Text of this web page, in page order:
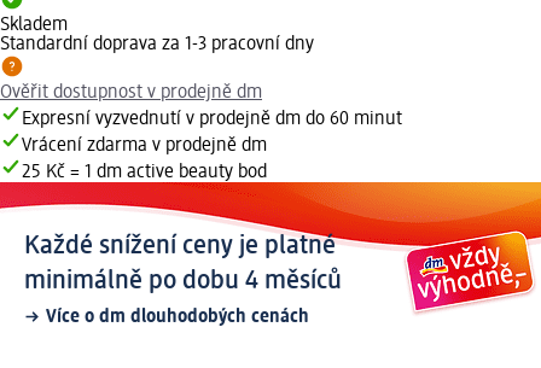
Skladem
Standardní doprava za 1-3 pracovní dny
Ověřit dostupnost v prodejně dm
Expresní vyzvednutí v prodejně dm do 60 minut
Vrácení zdarma v prodejně dm
25 Kč = 1 dm active beauty bod
Každé snížení ceny je platné
minimálně po dobu 4 měsíců
Více o dm dlouhodobých cenách